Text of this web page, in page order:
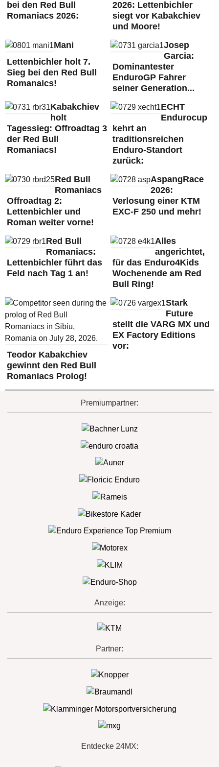
bei den Red Bull
Romaniacs 2026:
2026: Lettenbichler
siegt vor Kabakchiev
und Moore!
Mani
Lettenbichler holt 7.
Sieg bei den Red Bull
Romanaics!
Josep
Garcia:
Dominantester
EnduroGP Fahrer
seiner Generation...
Kabakchiev
holt
Tagessieg: Offroadtag 3
der Red Bull
Romaniacs!
ECHT
Endurocup
kehrt an
traditionsreichen
Enduro-Standort
zurück:
Red Bull
Romaniacs
Offroadtag 2:
Lettenbichler und
Roman weiter vorne!
AspangRace
2026:
Verlosung einer KTM
EXC-F 250 und mehr!
Red Bull
Romaniacs:
Lettenbichler führt das
Feld nach Tag 1 an!
Alles
angerichtet,
für das Enduro4Kids
Wochenende am Red
Bull Ring!
Teodor Kabakchiev
gewinnt den Red Bull
Romaniacs Prolog!
Stark
Future
stellt die VARG MX und
EX Factory Editions
vor:
Premiumpartner:
Anzeige:
Partner:
Entdecke 24MX: